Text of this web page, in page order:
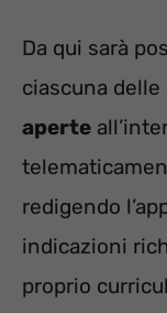
Da qui sarà
ciascuna delle
aperte
redigendo
indicazioni
proprio